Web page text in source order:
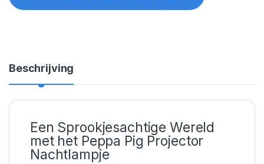
Beschrijving
Een Sprookjesachtige Wereld
met het Peppa Pig Projector
Nachtlampje